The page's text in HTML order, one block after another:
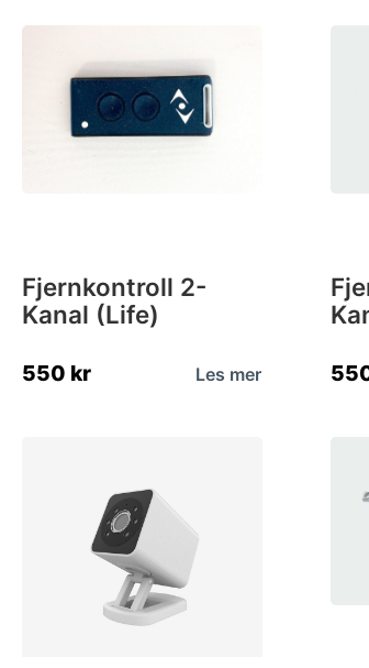
Fjernkontroll 2-
Kanal (Life)
550 kr Les mer